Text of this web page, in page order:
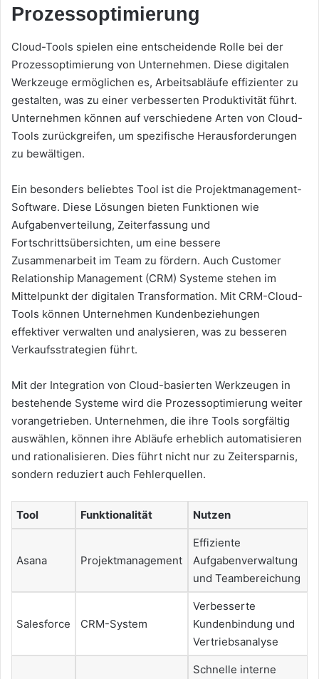
Prozessoptimierung
Cloud-Tools spielen eine entscheidende Rolle bei der
Prozessoptimierung von Unternehmen. Diese digitalen
Werkzeuge ermöglichen es, Arbeitsabläufe effizienter zu
gestalten, was zu einer verbesserten Produktivität führt.
Unternehmen können auf verschiedene Arten von Cloud-
Tools zurückgreifen, um spezifische Herausforderungen
zu bewältigen.
Ein besonders beliebtes Tool ist die Projektmanagement-
Software. Diese Lösungen bieten Funktionen wie
Aufgabenverteilung, Zeiterfassung und
Fortschrittsübersichten, um eine bessere
Zusammenarbeit im Team zu fördern. Auch Customer
Relationship Management (CRM) Systeme stehen im
Mittelpunkt der digitalen Transformation. Mit CRM-Cloud-
Tools können Unternehmen Kundenbeziehungen
effektiver verwalten und analysieren, was zu besseren
Verkaufsstrategien führt.
Mit der Integration von Cloud-basierten Werkzeugen in
bestehende Systeme wird die Prozessoptimierung weiter
vorangetrieben. Unternehmen, die ihre Tools sorgfältig
auswählen, können ihre Abläufe erheblich automatisieren
und rationalisieren. Dies führt nicht nur zu Zeitersparnis,
sondern reduziert auch Fehlerquellen.
Tool Funktionalität Nutzen
Asana Projektmanagement
Effiziente
Aufgabenverwaltung
und Teambereichung
Salesforce CRM-System
Verbesserte
Kundenbindung und
Vertriebsanalyse
Schnelle interne